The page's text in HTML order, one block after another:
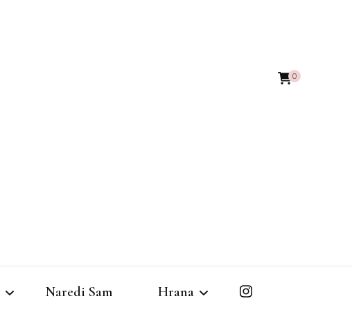
0
Naredi Sam Hrana